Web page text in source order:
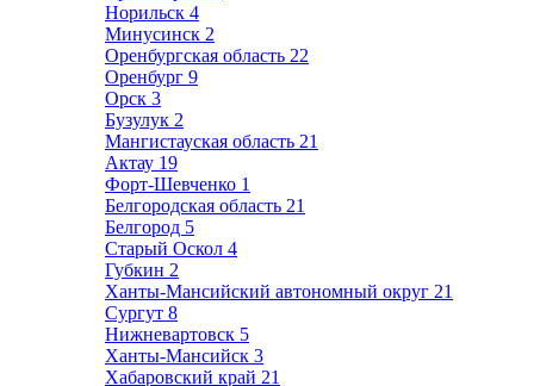
Норильск 4
Минусинск 2
Оренбургская область 22
Оренбург 9
Орск 3
Бузулук 2
Мангистауская область 21
Актау 19
Форт-Шевченко 1
Белгородская область 21
Белгород 5
Старый Оскол 4
Губкин 2
Ханты-Мансийский автономный округ 21
Сургут 8
Нижневартовск 5
Ханты-Мансийск 3
Хабаровский край 21